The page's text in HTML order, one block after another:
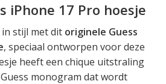
iPhone 17 Pro hoesje
stijl met dit originele Guess
, speciaal ontworpen voor deze
heeft een chique uitstraling
monogram dat wordt